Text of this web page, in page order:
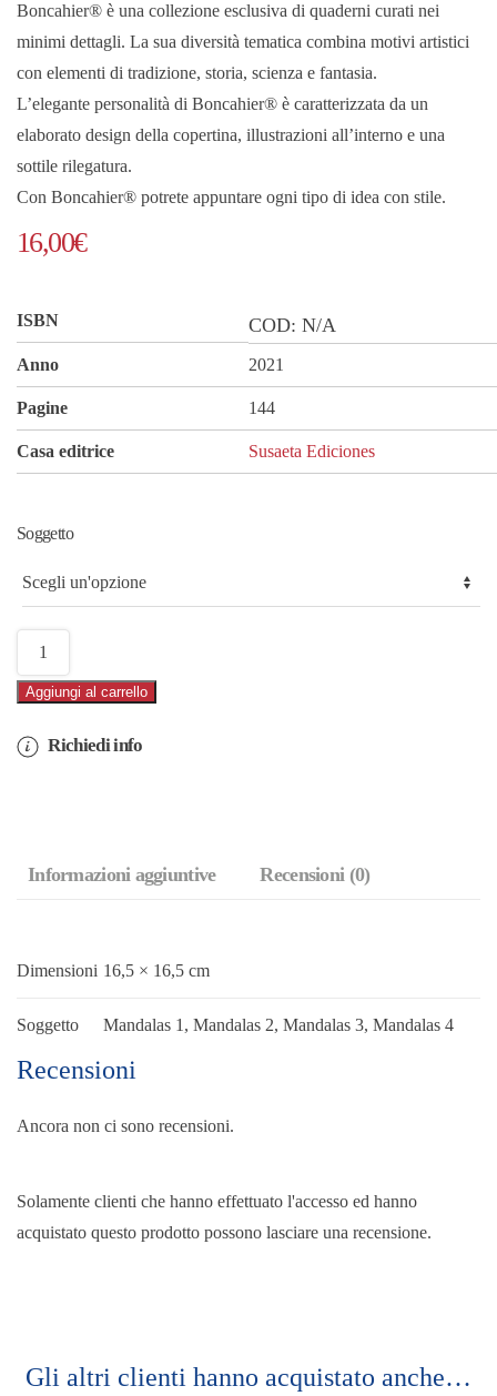
Boncahier® è una collezione esclusiva di quaderni curati nei
minimi dettagli. La sua diversità tematica combina motivi artistici
con elementi di tradizione, storia, scienza e fantasia.
L’elegante personalità di Boncahier® è caratterizzata da un
elaborato design della copertina, illustrazioni all’interno e una
sottile rilegatura.
Con Boncahier® potrete appuntare ogni tipo di idea con stile.
16,00€
ISBN COD: N/A
Anno 2021
Pagine 144
Casa editrice Susaeta Ediciones
Soggetto
Quaderno
Mandalas
quantità
Aggiungi al carrello
Richiedi info
Informazioni aggiuntive Recensioni (0)
Dimensioni 16,5 × 16,5 cm
Soggetto Mandalas 1, Mandalas 2, Mandalas 3, Mandalas 4
Recensioni
Ancora non ci sono recensioni.
Solamente clienti che hanno effettuato l'accesso ed hanno
acquistato questo prodotto possono lasciare una recensione.
Gli altri clienti hanno acquistato anche…